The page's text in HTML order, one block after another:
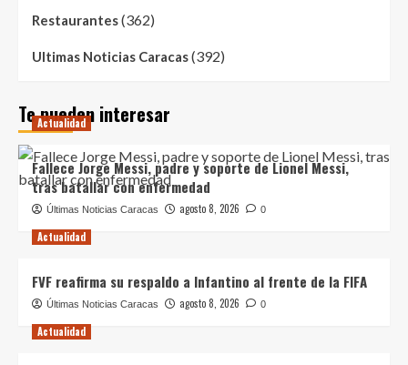
Restaurantes(362)
Ultimas Noticias Caracas(392)
Te pueden interesar
Actualidad
Fallece Jorge Messi, padre y soporte de Lionel Messi,
tras batallar con enfermedad
Últimas Noticias Caracas agosto 8, 2026 0
Actualidad
FVF reafirma su respaldo a Infantino al frente de la FIFA
Últimas Noticias Caracas agosto 8, 2026 0
Actualidad